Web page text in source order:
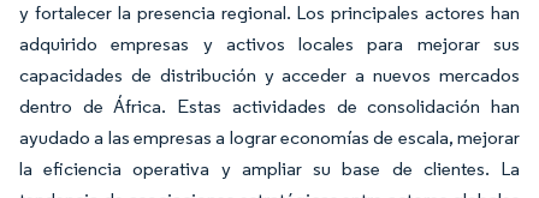
y fortalecer la presencia regional. Los principales actores han
adquirido empresas y activos locales para mejorar sus
capacidades de distribución y acceder a nuevos mercados
dentro de África. Estas actividades de consolidación han
ayudado a las empresas a lograr economías de escala, mejorar
la eficiencia operativa y ampliar su base de clientes. La